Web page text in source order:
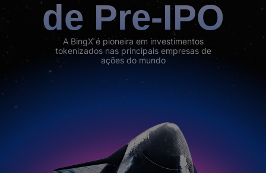
de Pre-IPO
A BingX é pioneira em investimentos
tokenizados nas principais empresas de
ações do mundo